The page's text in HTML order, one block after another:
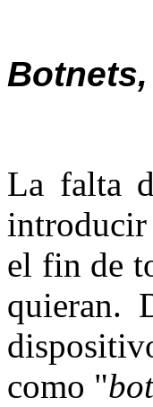
La falta
el fin de
quieran.
como "